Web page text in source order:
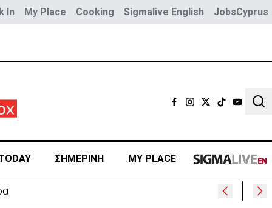
In My Place Cooking Sigmalive English JobsCyprus
ΣΗΜΕΡΙΝΗ MY PLACE